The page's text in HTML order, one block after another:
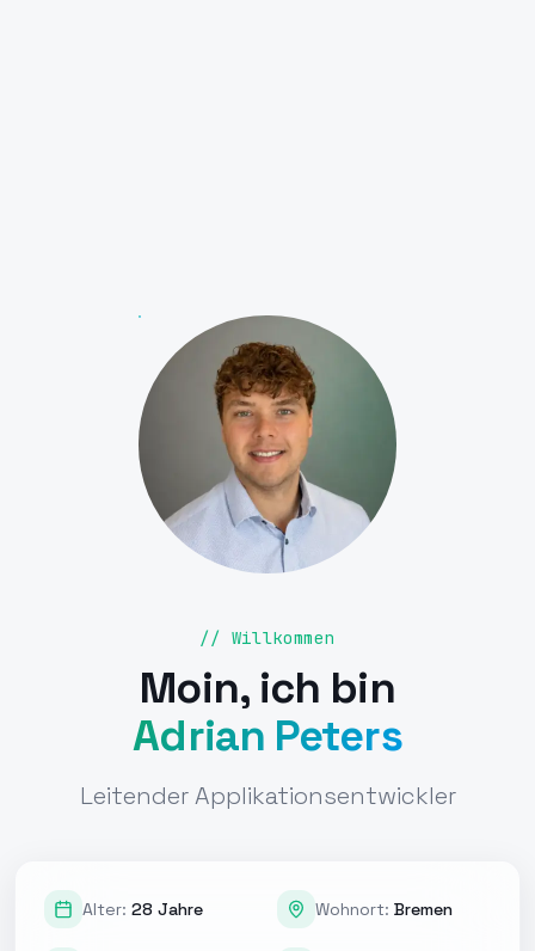
// Willkommen
Moin, ich bin
Adrian Peters
Leitender Applikationsentwickler
Alter: 28 Jahre Wohnort: Bremen